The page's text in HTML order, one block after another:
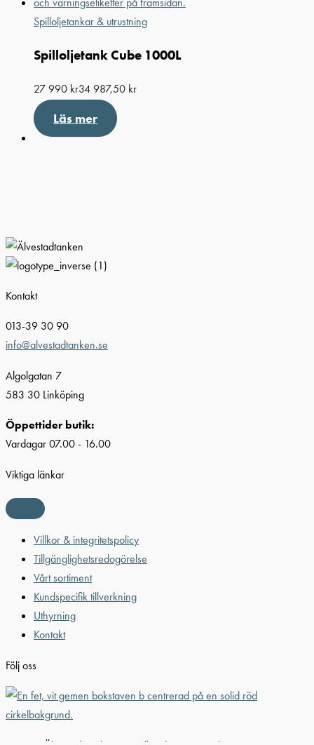
Spilloljetankar & utrustning
Spilloljetank Cube 1000L
27 990 kr34 987,50 kr
Läs mer
Kontakt
013-39 30 90
info@alvestadtanken.se
Algolgatan 7
583 30 Linköping
Öppettider butik:
Vardagar 07.00 - 16.00
Viktiga länkar
Villkor & integritetspolicy
Tillgänglighetsredogörelse
Vårt sortiment
Kundspecifik tillverkning
Uthyrning
Kontakt
Följ oss